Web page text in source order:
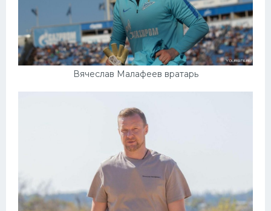
Вячеслав Малафеев вратарь